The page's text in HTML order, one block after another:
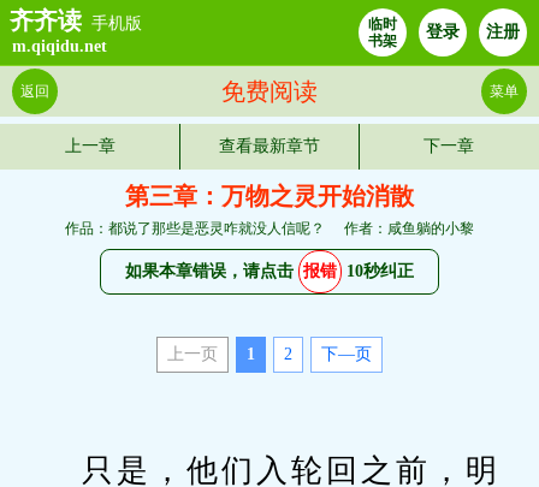
齐齐读 手机版
m.qiqidu.net
临时
书架
登录 注册
免费阅读
返回 菜单
上一章 查看最新章节 下一章
第三章：万物之灵开始消散
作品：都说了那些是恶灵咋就没人信呢？ 作者：咸鱼躺的小黎
如果本章错误，请点击 报错 10秒纠正
上一页 1 2 下—页
只是，他们入轮回之前，明